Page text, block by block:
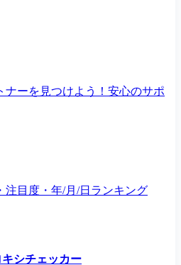
ーを見つけよう！安心のサポ
注目度・年/月/日ランキング
シチェッカー